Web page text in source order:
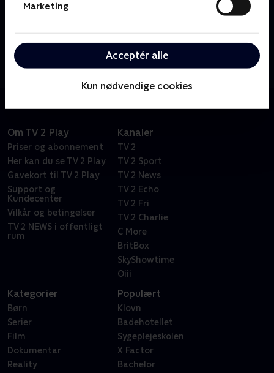
Marketing
Acceptér alle
Kun nødvendige cookies
sommeren nærmer sig. Inden da køres optaktsløbet
et ekstremt bjergtungt løb med stigninger kendt fra
Tour de France. João Almeida, Isaac del Toro og
stortalentet Paul Seixas er blandt favoritterne, mens
Mattias Skjelmose og Andreas Kron repræsenterer
Om TV 2 Play
Priser og abonnement
Her kan du se TV 2 Play
Gavekort til TV 2 Play
Support og
Kundecenter
Vilkår og betingelser
TV 2 NEWS i offentligt
rum
Kanaler
TV 2
TV 2 Sport
TV 2 News
TV 2 Echo
TV 2 Fri
TV 2 Charlie
C More
BritBox
SkyShowtime
Oiii
Kategorier
Børn
Serier
Film
Dokumentar
Reality
Populært
Klovn
Badehotellet
Sygeplejeskolen
X Factor
Bachelor